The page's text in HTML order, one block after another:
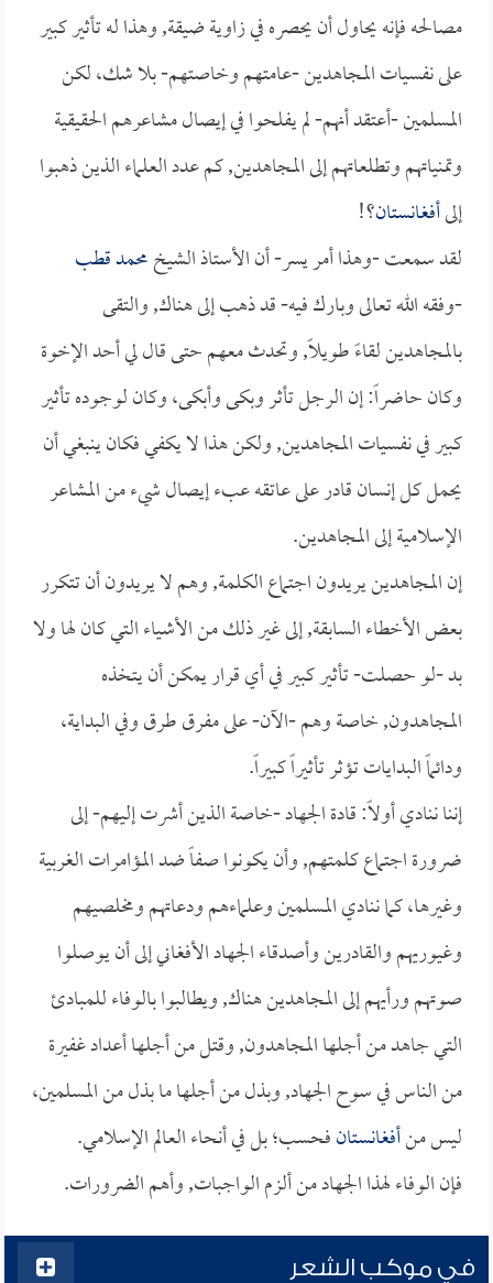
مصالحه فإنه يحاول أن يحصره في زاوية ضيقة, وهذا له تأثير كبير
على نفسيات المجاهدين -عامتهم وخاصتهم- بلا شك، لكن
المسلمين -أعتقد أنهم- لم يفلحوا في إيصال مشاعرهم الحقيقية
وتمنياتهم وتطلعاتهم إلى المجاهدين, كم عدد العلماء الذين ذهبوا
إلىأفغانستان؟!
لقد سمعت -وهذا أمر يسر- أن الأستاذ الشيخمحمد قطب
-وفقه الله تعالى وبارك فيه- قد ذهب إلى هناك, والتقى
بالمجاهدين لقاءً طويلاً, وتحدث معهم حتى قال لي أحد الإخوة
وكان حاضراً: إن الرجل تأثر وبكى وأبكى، وكان لوجوده تأثير
كبير في نفسيات المجاهدين, ولكن هذا لا يكفي فكان ينبغي أن
يحمل كل إنسان قادر على عاتقه عبء إيصال شيء من المشاعر
الإسلامية إلى المجاهدين.
إن المجاهدين يريدون اجتماع الكلمة, وهم لا يريدون أن تتكرر
بعض الأخطاء السابقة, إلى غير ذلك من الأشياء التي كان لها ولا
بد -لو حصلت- تأثير كبير في أي قرار يمكن أن يتخذه
المجاهدون, خاصة وهم -الآن- على مفرق طرق وفي البداية،
ودائماً البدايات تؤثر تأثيراً كبيراً.
إننا ننادي أولاً: قادة الجهاد -خاصة الذين أشرت إليهم- إلى
ضرورة اجتماع كلمتهم, وأن يكونوا صفاً ضد المؤامرات الغربية
وغيرها، كما ننادي المسلمين وعلماءهم ودعاتهم ومخلصيهم
وغيوريهم والقادرين وأصدقاء الجهاد الأفغاني إلى أن يوصلوا
صوتهم ورأيهم إلى المجاهدين هناك, ويطالبوا بالوفاء للمبادئ
التي جاهد من أجلها المجاهدون, وقتل من أجلها أعداد غفيرة
من الناس في سوح الجهاد, وبذل من أجلها ما بذل من المسلمين،
ليس منأفغانستانفحسب؛ بل في أنحاء العالم الإسلامي.
فإن الوفاء لهذا الجهاد من ألزم الواجبات, وأهم الضرورات.
في موكب الشعر